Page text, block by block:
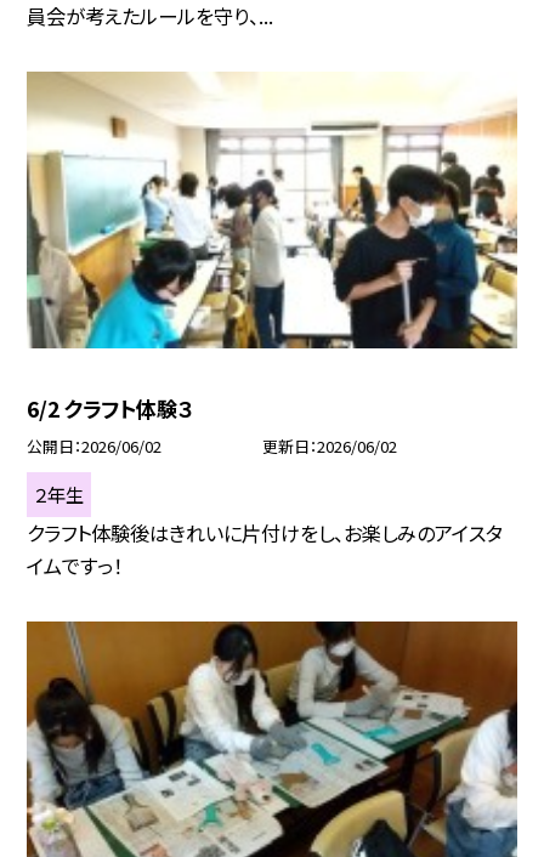
員会が考えたルールを守り、...
6/2 クラフト体験３
公開日 2026/06/02 更新日 2026/06/02
２年生
クラフト体験後はきれいに片付けをし、お楽しみのアイスタ
イムですっ！